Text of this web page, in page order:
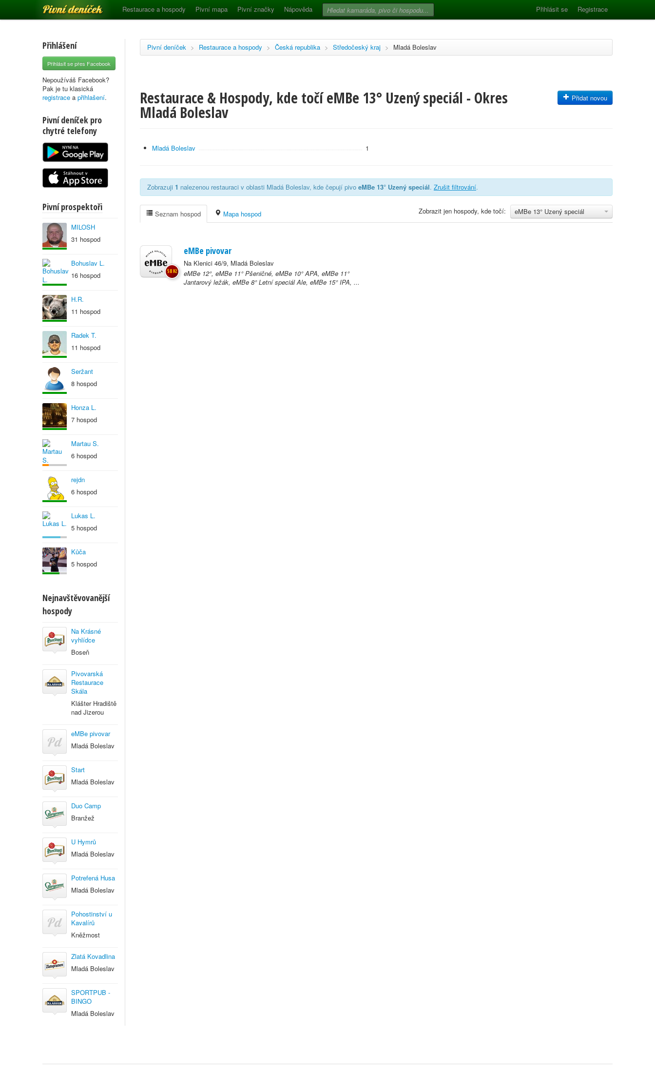
Pivní deníček Restaurace a hospody Pivní mapa Pivní značky Nápověda Přihlásit se Registrace
Přihlášení
Přihlásit se přes Facebook
Nepoužíváš Facebook?
Pak je tu klasická
registrace a přihlašení.
Pivní deníček pro
chytré telefony
Pivní prospektoři
MILOSH
31 hospod
Bohuslav L.
16 hospod
H.R.
11 hospod
Radek T.
11 hospod
Seržant
8 hospod
Honza L.
7 hospod
Martau S.
6 hospod
rejdn
6 hospod
Lukas L.
5 hospod
Kůča
5 hospod
Nejnavštěvovanější
hospody
Na Krásné
vyhlídce
Boseň
Pivovarská
Restaurace
Skála
Klášter Hradiště
nad Jizerou
eMBe pivovar
Mladá Boleslav
Start
Mladá Boleslav
Duo Camp
Branžež
U Hymrů
Mladá Boleslav
Potrefená Husa
Mladá Boleslav
Pohostinství u
Kavalírů
Kněžmost
Zlatá Kovadlina
Mladá Boleslav
SPORTPUB -
BINGO
Mladá Boleslav
Pivní deníček > Restaurace a hospody > Česká republika > Středočeský kraj > Mladá Boleslav
Restaurace & Hospody, kde točí eMBe 13° Uzený speciál - Okres
Mladá Boleslav
Přidat novou
Mladá Boleslav 1
Zobrazuji 1 nalezenou restauraci v oblasti Mladá Boleslav, kde čepují pivo eMBe 13° Uzený speciál. Zrušit filtrování.
eMBe 13° Uzený speciál
Zobrazit jen hospody, kde točí:
Seznam hospod Mapa hospod
eMBe pivovar
Na Klenici 46/9, Mladá Boleslav
eMBe 12°, eMBe 11° Pšeničné, eMBe 10° APA, eMBe 11°
Jantarový ležák, eMBe 8° Letní speciál Ale, eMBe 15° IPA, ...
58 Kč